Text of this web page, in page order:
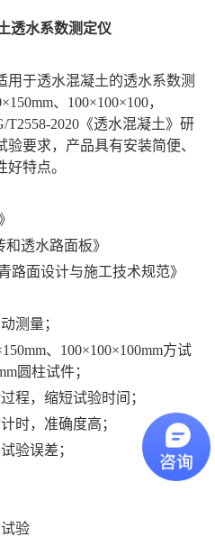
透水系数测定仪
用于透水混凝土的透水系数测
50mm、 100×100×100，
T2558-2020《透水混凝土》 研
要求，产品具有安装简便、
特点。
透水路面板》
路面设计与施工技术规范》
测量；
50mm、 100×100×100mm方试
圆柱试件；
程，缩短试验时间；
时，准确度高；
验误差；
验